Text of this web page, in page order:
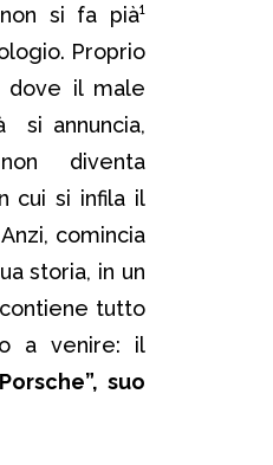
si fa pià¹
Proprio
dove il male
si annuncia,
diventa
cui si infila il
comincia
storia, in un
tutto
a venire: il
suo